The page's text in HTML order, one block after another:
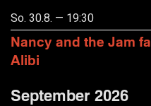
So. 30.8. — 19:30
Nancy and the Jam
Alibi
September 2026